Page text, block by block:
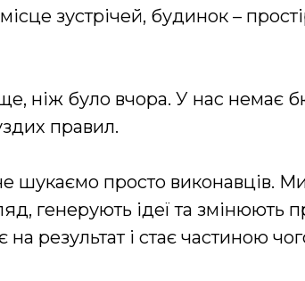
зустрічей, будинок –
ніж було вчора. У нас немає
правил.
шукаємо просто виконавців.
генерують ідеї та змінюють
результат і стає частиною